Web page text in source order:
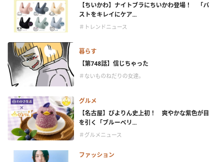
【ちいかわ】ナイトブラにちいかわ登場！ 「バ
ストをキレイにケア...
＃トレンドニュース
暮らす
【第748話】信じちゃった
＃ないものねだりの女達。
グルメ
【名古屋】ぴよりん史上初！ 爽やかな紫色が目
を引く「ブルーベリ...
＃グルメニュース
ファッション